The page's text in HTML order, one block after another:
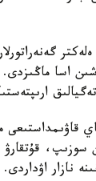
اسا
قاۋىمداستىعى
قۇتقارۋ
نازار اۋداردى.